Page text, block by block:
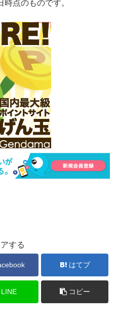
点のものです。
する
はてブ
LINE コピー